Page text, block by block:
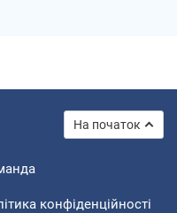
На початок
конфіденційності